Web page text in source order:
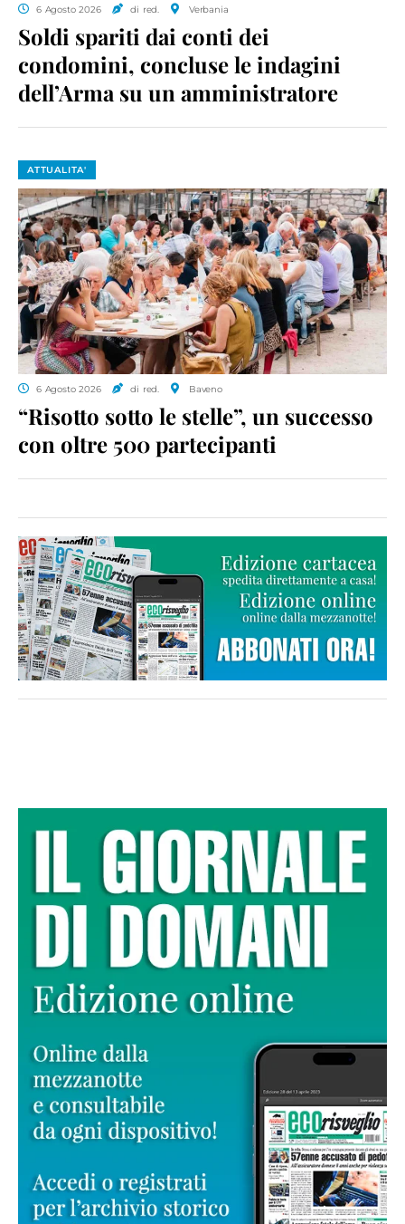
6 Agosto 2026 di red. Verbania
Soldi spariti dai conti dei
condomini, concluse le indagini
dell’Arma su un amministratore
ATTUALITA'
6 Agosto 2026 di red. Baveno
“Risotto sotto le stelle”, un successo
con oltre 500 partecipanti